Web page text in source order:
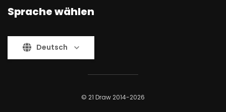
Sprache wählen
Deutsch
© 21 Draw 2014-2026